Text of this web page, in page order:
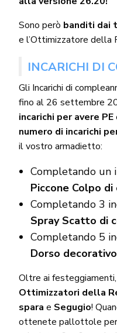
Sono però banditi dai
e l’Ottimizzatore della
INCARICHI DI
Gli Incarichi di
fino al 26 settembre
incarichi per avere PE
numero di incarichi
il vostro armadietto:
Completando un
Piccone Colpo
Completando 3
Spray Scatto di
Completando 5
Dorso
Oltre ai
Ottimizzatori della
spara e Segugio!
ottenete pallottole per